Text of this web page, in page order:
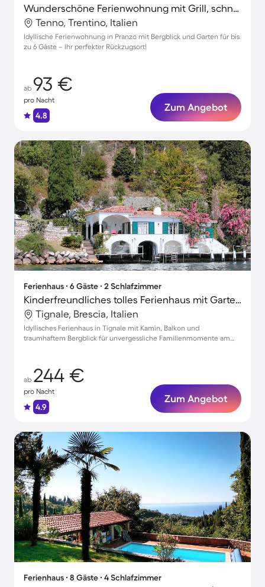
Wunderschöne Ferienwohnung mit Grill, schnellem Internet und Garten | Bergblick | Haustierfreundlich
Tenno, Trentino, Italien
Idyllische Ferienwohnung in Pranzo mit Bergblick und Garten für bis
zu 6 Gäste – Ihr perfekter Rückzugsort!
ab 93 €
pro Nacht
4.8
Zum Angebot
Ferienhaus ∙ 6 Gäste ∙ 2 Schlafzimmer
Kinderfreundliches tolles Ferienhaus mit Garten, Grill und Terrasse | Bergblick | Neben dem Strand
Tignale, Brescia, Italien
Idyllisches Ferienhaus in Tignale mit Kamin, Balkon und
traumhaftem Bergblick für unvergessliche Familienmomente am
ab 244 €
pro Nacht
4.9
Zum Angebot
Ferienhaus ∙ 8 Gäste ∙ 4 Schlafzimmer